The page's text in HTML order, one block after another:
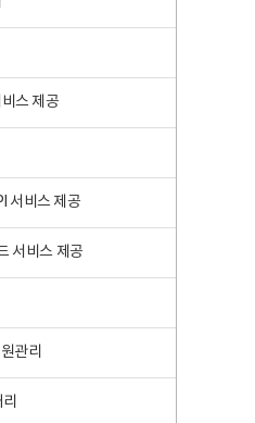
스 제공
서비스 제공
서비스 제공
관리